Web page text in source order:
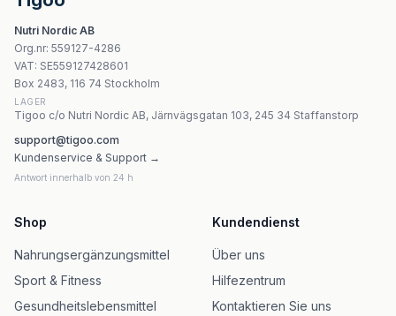
Swanson Citrus Bioflavonoid Complex 700 mg - 250
Life Extension Liquid Vitamin D3 50 mcg
Life Extension Super Miraforte med standardiserade
Nutri Nordic AB
Org.nr: 559127-4286
VAT: SE559127428601
Box 2483, 116 74 Stockholm
LAGER
Tigoo c/o Nutri Nordic AB, Järnvägsgatan 103, 245 34 Staffanstorp
support@tigoo.com
Kundenservice & Support →
Antwort innerhalb von 24 h
Shop
Nahrungsergänzungsmittel
Sport & Fitness
Gesundheitslebensmittel
Kundendienst
Über uns
Hilfezentrum
Kontaktieren Sie uns